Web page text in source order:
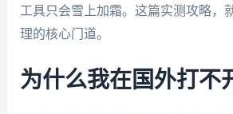
工具只会雪上加霜。这篇实测攻略，
理的核心门道。
为什么我在国外打不